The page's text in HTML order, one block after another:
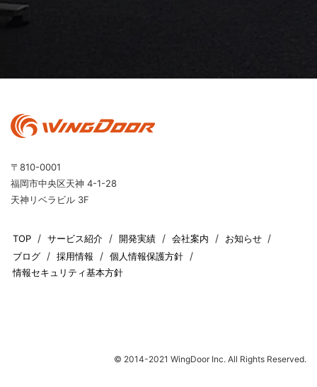
〒810-0001
福岡市中央区天神 4-1-28
天神リベラビル 3F
TOP サービス紹介 開発実績 会社案内
お知らせ
ブログ
採用情報
個人情報保護方針
情報セキュリティ基本方針
© 2014-2021 WingDoor Inc. All Rights Reserved.